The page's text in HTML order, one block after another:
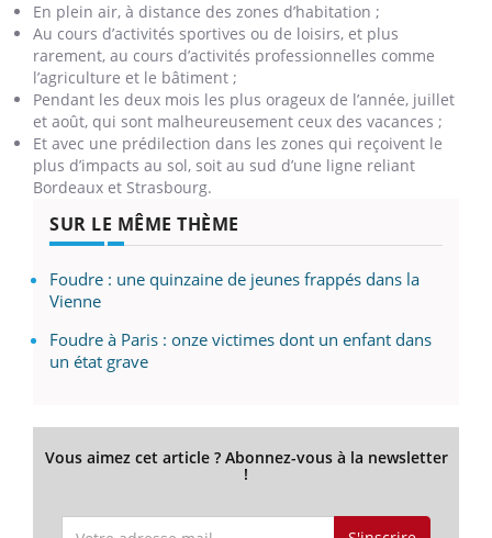
En plein air, à distance des zones d’habitation ;
Au cours d’activités sportives ou de loisirs, et plus
rarement, au cours d’activités professionnelles comme
l’agriculture et le bâtiment ;
Pendant les deux mois les plus orageux de l’année, juillet
et août, qui sont malheureusement ceux des vacances ;
Et avec une prédilection dans les zones qui reçoivent le
plus d’impacts au sol, soit au sud d’une ligne reliant
Bordeaux et Strasbourg.
SUR LE MÊME THÈME
Foudre : une quinzaine de jeunes frappés dans la
Vienne
Foudre à Paris : onze victimes dont un enfant dans
un état grave
Vous aimez cet article ? Abonnez-vous à la newsletter
!